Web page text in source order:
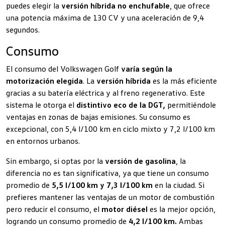
puedes elegir la versión híbrida no enchufable, que ofrece
una potencia máxima de 130 CV y una aceleración de 9,4
segundos.
Consumo
El consumo del Volkswagen Golf varía según la
motorización elegida. La versión híbrida es la más eficiente
gracias a su batería eléctrica y al freno regenerativo. Este
sistema le otorga el distintivo eco de la DGT, permitiéndole
ventajas en zonas de bajas emisiones. Su consumo es
excepcional, con 5,4 l/100 km en ciclo mixto y 7,2 l/100 km
en entornos urbanos.
Sin embargo, si optas por la versión de gasolina, la
diferencia no es tan significativa, ya que tiene un consumo
promedio de 5,5 l/100 km y 7,3 l/100 km en la ciudad. Si
prefieres mantener las ventajas de un motor de combustión
pero reducir el consumo, el motor diésel es la mejor opción,
logrando un consumo promedio de 4,2 l/100 km. Ambas